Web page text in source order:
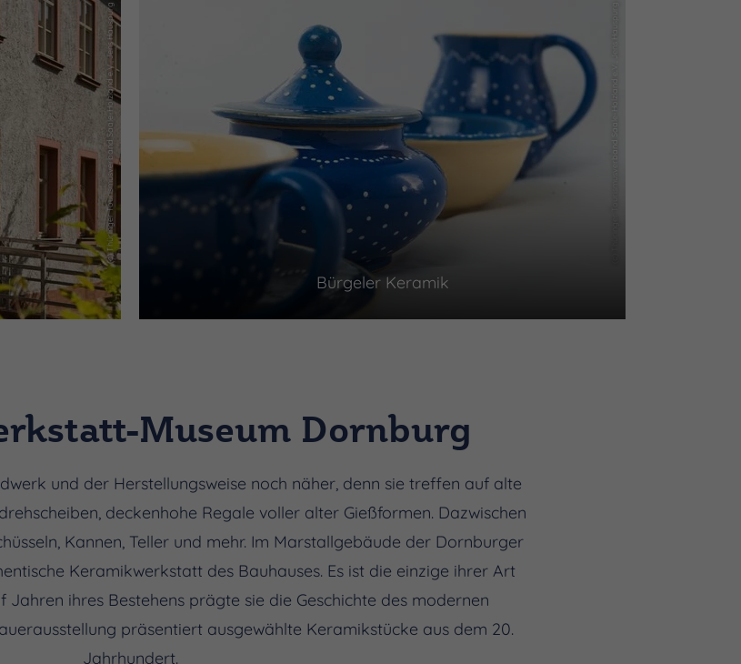
(c) Thüringer Tourismusverband Saale-Holzland e.V., Jens Hauspurg (c) Thüringer Tourismusverband Saale-Holzland e.V., Jens Hauspurg
Bürgeler Keramik
Museum Dornburg
und der Herstellungsweise noch näher, denn sie treffen auf alte
deckenhohe Regale voller alter Gießformen. Dazwischen
Kannen, Teller und mehr. Im Marstallgebäude der Dornburger
Keramikwerkstatt des Bauhauses. Es ist die einzige ihrer Art
Jahren ihres Bestehens prägte sie die Geschichte des modernen
präsentiert ausgewählte Keramikstücke aus dem 20.
Jahrhundert.